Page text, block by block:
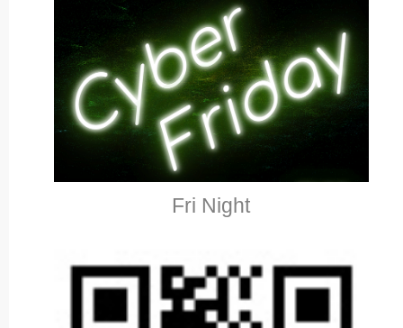
Fri Night